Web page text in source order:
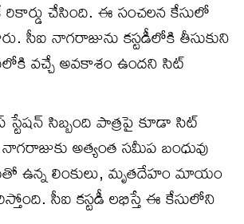
చేసింది. ఈ సంచలన కేసులో
సీఐ నాగరాజును కస్టడీలోకి తీసుకుని
వచ్చే అవకాశం ఉందని సిట్
సిబ్బంది పాత్రపై కూడా సిట్
అత్యంత సమీప బంధువు
ఉన్న లింకులు, మృతదేహం మాయం
సీఐ కస్టడీ లభిస్తే ఈ కేసులోని